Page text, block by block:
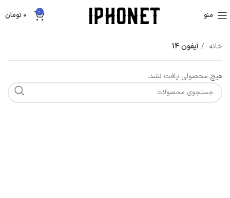
منو 0
0 تومان
خانه آیفون 14
هیچ محصولی یافت نشد.